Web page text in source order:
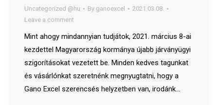
Uncategorized @hu By ganoexcel
2021.03.08.
Leave a comment
Mint ahogy mindannyian tudjátok, 2021. március 8-ai
kezdettel Magyarország kormánya újabb járványügyi
szigorításokat vezetett be. Minden kedves tagunkat
és vásárlónkat szeretnénk megnyugtatni, hogy a
Gano Excel szerencsés helyzetben van, irodánk…